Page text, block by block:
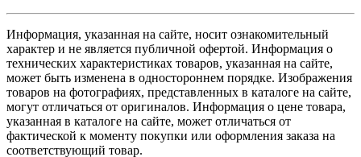
Информация, указанная на сайте, носит ознакомительный
характер и не является публичной офертой. Информация о
технических характеристиках товаров, указанная на сайте,
может быть изменена в одностороннем порядке. Изображения
товаров на фотографиях, представленных в каталоге на сайте,
могут отличаться от оригиналов. Информация о цене товара,
указанная в каталоге на сайте, может отличаться от
фактической к моменту покупки или оформления заказа на
соответствующий товар.